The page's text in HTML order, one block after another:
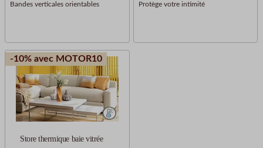
Bandes verticales orientables Protège votre intimité
-10% avec MOTOR10
Store thermique baie vitrée